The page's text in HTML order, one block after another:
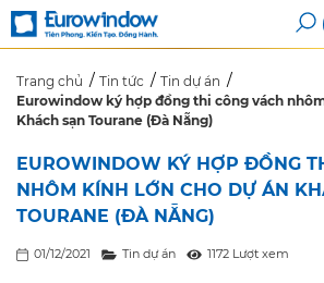
Trang chủ Tin tức
Tin dự án
Eurowindow ký hợp đồng thi công vách
Khách sạn Tourane (Đà Nẵng)
EUROWINDOW KÝ HỢP ĐỒNG
NHÔM KÍNH LỚN CHO DỰ ÁN
TOURANE (ĐÀ NẴNG)
01/12/2021 Tin dự án 1172 Lượt xem